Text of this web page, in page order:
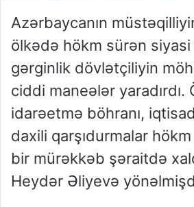
Azərbaycanın
ölkədə hökm sürən
gərginlik dövlətçiliyin
ciddi maneələr yaradırdı.
idarəetmə böhranı,
daxili qarşıdurmalar
bir mürəkkəb şəraitdə
Heydər Əliyevə